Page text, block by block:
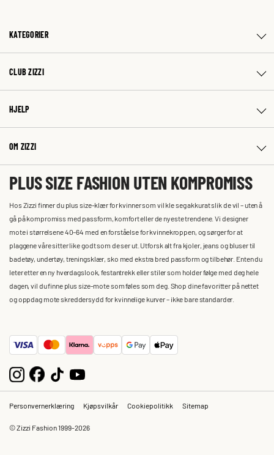
KATEGORIER
CLUB ZIZZI
HJELP
OM ZIZZI
PLUS SIZE FASHION UTEN KOMPROMISS
Hos Zizzi finner du plus size-klær for kvinner som vil kle seg akkurat slik de vil – uten å
gå på kompromiss med passform, komfort eller de nyeste trendene. Vi designer
mote i størrelsene 40–64 med en forståelse for kvinnekroppen, og sørger for at
plaggene våre sitter like godt som de ser ut. Utforsk alt fra kjoler, jeans og bluser til
badetøy, undertøy, treningsklær, sko med ekstra bred passform og tilbehør. Enten du
leter etter en ny hverdagslook, festantrekk eller stiler som holder følge med deg hele
dagen, vil du finne plus size-mote som føles som deg. Shop dine favoritter på nettet
og oppdag mote skreddersydd for kvinnelige kurver – ikke bare standarder.
Personvernerklæring Kjøpsvilkår Cookiepolitikk Sitemap
© Zizzi Fashion 1999-2026